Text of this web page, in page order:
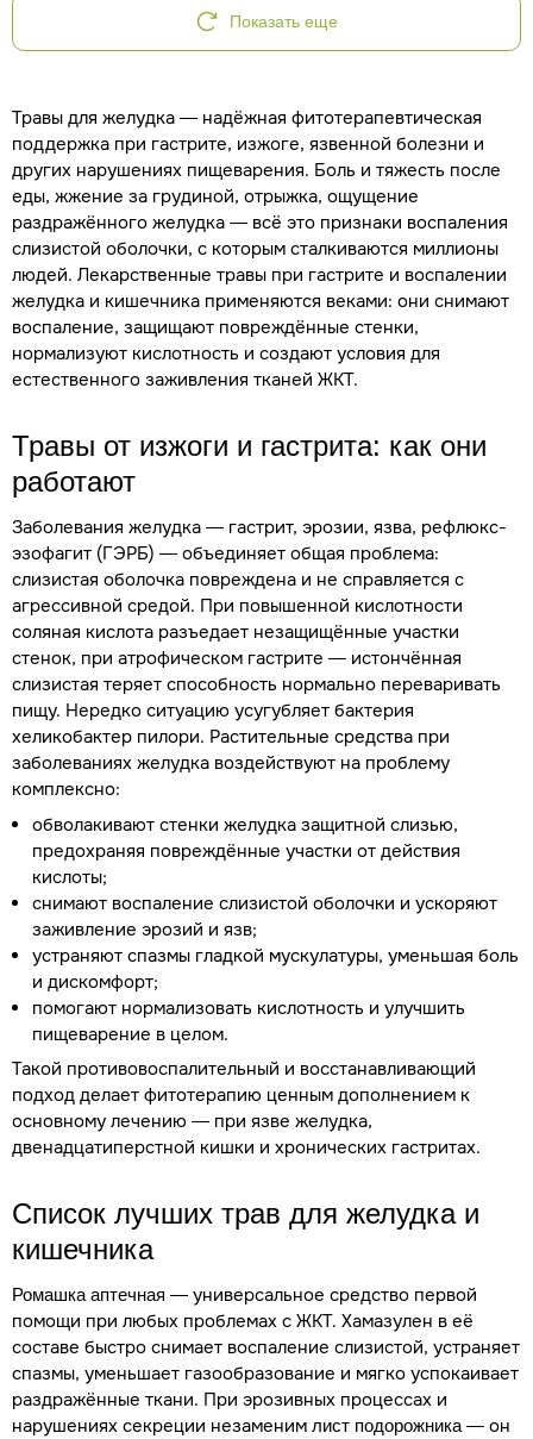
Показать еще
Травы для желудка — надёжная фитотерапевтическая
поддержка при гастрите, изжоге, язвенной болезни и
других нарушениях пищеварения. Боль и тяжесть после
еды, жжение за грудиной, отрыжка, ощущение
раздражённого желудка — всё это признаки воспаления
слизистой оболочки, с которым сталкиваются миллионы
людей. Лекарственные травы при гастрите и воспалении
желудка и кишечника применяются веками: они снимают
воспаление, защищают повреждённые стенки,
нормализуют кислотность и создают условия для
естественного заживления тканей ЖКТ.
Травы от изжоги и гастрита: как они
работают
Заболевания желудка — гастрит, эрозии, язва, рефлюкс-
эзофагит (ГЭРБ) — объединяет общая проблема:
слизистая оболочка повреждена и не справляется с
агрессивной средой. При повышенной кислотности
соляная кислота разъедает незащищённые участки
стенок, при атрофическом гастрите — истончённая
слизистая теряет способность нормально переваривать
пищу. Нередко ситуацию усугубляет бактерия
хеликобактер пилори. Растительные средства при
заболеваниях желудка воздействуют на проблему
комплексно:
обволакивают стенки желудка защитной слизью,
предохраняя повреждённые участки от действия
кислоты;
снимают воспаление слизистой оболочки и ускоряют
заживление эрозий и язв;
устраняют спазмы гладкой мускулатуры, уменьшая боль
и дискомфорт;
помогают нормализовать кислотность и улучшить
пищеварение в целом.
Такой противовоспалительный и восстанавливающий
подход делает фитотерапию ценным дополнением к
основному лечению — при язве желудка,
двенадцатиперстной кишки и хронических гастритах.
Список лучших трав для желудка и
кишечника
Ромашка аптечная — универсальное средство первой
помощи при любых проблемах с ЖКТ. Хамазулен в её
составе быстро снимает воспаление слизистой, устраняет
спазмы, уменьшает газообразование и мягко успокаивает
раздражённые ткани. При эрозивных процессах и
нарушениях секреции незаменим лист подорожника— он